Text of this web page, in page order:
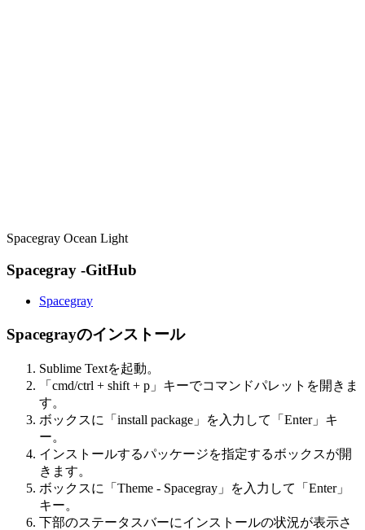
Spacegray Ocean Light
Spacegray -GitHub
Spacegray
Spacegrayのインストール
Sublime Textを起動。
「cmd/ctrl + shift + p」キーでコマンドパレットを開きま
す。
ボックスに「install package」を入力して「Enter」キ
ー。
インストールするパッケージを指定するボックスが開
きます。
ボックスに「Theme - Spacegray」を入力して「Enter」
キー。
下部のステータスバーにインストールの状況が表示さ